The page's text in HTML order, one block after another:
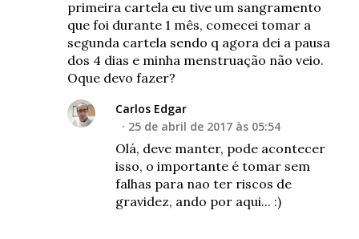
primeira cartela eu tive um sangramento
que foi durante 1 mês, comecei tomar a
segunda cartela sendo q agora dei a pausa
dos 4 dias e minha menstruação não veio.
Oque devo fazer?
Carlos Edgar
25 de abril de 2017 às 05:54
Olá, deve manter, pode acontecer
isso, o importante é tomar sem
falhas para nao ter riscos de
gravidez, ando por aqui... :)